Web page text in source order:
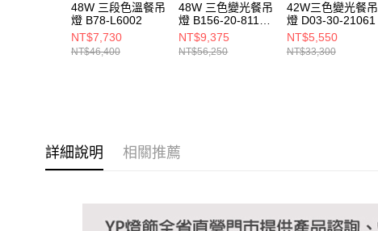
48W 三段色溫餐吊
燈 B78-L6002
NT$7,730
NT$46,400
48W 三色變光餐吊
燈 B156-20-8117-
1
NT$9,375
NT$56,250
42W三色變光餐吊
燈 D03-30-21061
NT$5,550
NT$33,300
詳細說明 相關推薦